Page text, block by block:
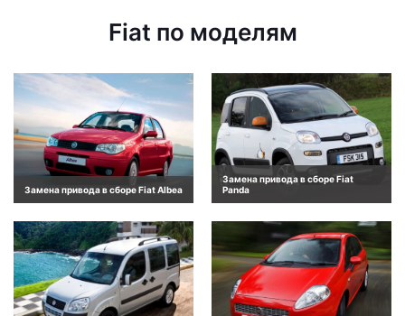
Fiat по моделям
Замена привода в сборе Fiat Albea
Замена привода в сборе Fiat
Panda